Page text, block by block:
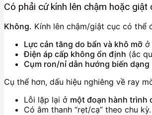
Có phải cứ kính lên chậm hoặc
Không. Kính lên chậm/giật cục có thể
Lực cản tăng do bẩn và khô mỡ ở
Điện áp cấp không ổn định (ắc
Cụm ron/nỉ dẫn hướng biến dạng
Cụ thể hơn, dấu hiệu nghiêng về ray
Lỗi lặp lại ở một đoạn hành trình
Có âm thanh “rẹt/cạ” theo chu kỳ.